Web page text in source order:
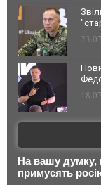
На вашу думку,
примусять